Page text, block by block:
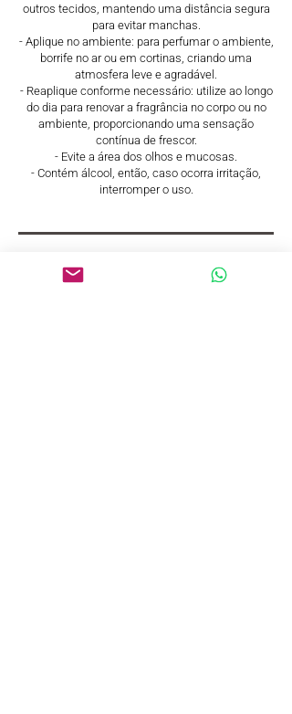
outros tecidos, mantendo uma distância segura
para evitar manchas.
- Aplique no ambiente: para perfumar o ambiente,
borrife no ar ou em cortinas, criando uma
atmosfera leve e agradável.
- Reaplique conforme necessário: utilize ao longo
do dia para renovar a fragrância no corpo ou no
ambiente, proporcionando uma sensação
contínua de frescor.
- Evite a área dos olhos e mucosas.
- Contém álcool, então, caso ocorra irritação,
interromper o uso.
Composição e função